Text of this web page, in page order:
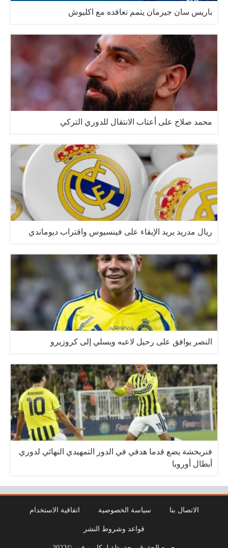
باريس سان جيرمان يتمم تعاقده مع اكليوش
محمد صلاح على أعتاب الانتقال للدوري التركي
ريال مدريد يريد الإبقاء على فينسيوس واقتراب ديوماندي
النصر يوافق على رحيل لاعبه ويسلي إلى كروزيرو
فنربخشة يضع قدما هدفي في الدور التمهيدي النهائي لدوري
أبطال أوروبا
الاتصال بنا سياسة الخصوصية اتفاقية الاستخدام
قواعد وشروط النشر